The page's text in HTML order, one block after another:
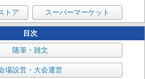
トア スーパーマーケット
目次
随筆・雑文
場設営・大会運営